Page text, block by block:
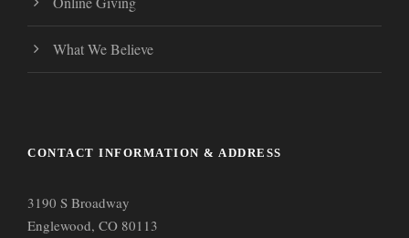
What We Believe
CONTACT INFORMATION & ADDRESS
3190 S Broadway
Englewood, CO 80113